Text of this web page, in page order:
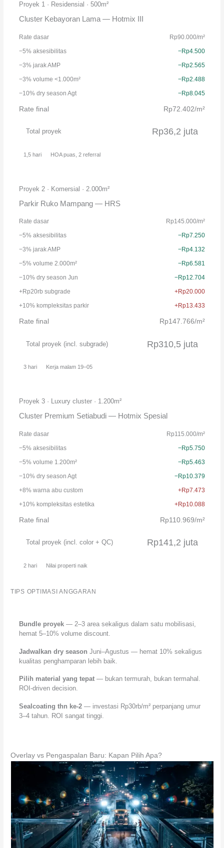
Proyek 1 · Residensial · 500m²
Cluster Kebayoran Lama — Hotmix III
Rate dasar
Rp90.000/m²
−5% aksesibilitas
−Rp4.500
−3% jarak AMP
−Rp2.565
−3% volume <1.000m²
−Rp2.488
−10% dry season Agt
−Rp8.045
Rate final Rp72.402/m²
Total proyek Rp36,2 juta
1,5 hari HOA puas, 2 referral
Proyek 2 · Komersial · 2.000m²
Parkir Ruko Mampang — HRS
Rate dasar
Rp145.000/m²
−5% aksesibilitas
−Rp7.250
−3% jarak AMP
−Rp4.132
−5% volume 2.000m²
−Rp6.581
−10% dry season Jun
−Rp12.704
+Rp20rb subgrade
+Rp20.000
+10% kompleksitas parkir
+Rp13.433
Rate final Rp147.766/m²
Total proyek (incl. subgrade) Rp310,5 juta
3 hari Kerja malam 19–05
Proyek 3 · Luxury cluster · 1.200m²
Cluster Premium Setiabudi — Hotmix Spesial
Rate dasar
Rp115.000/m²
−5% aksesibilitas
−Rp5.750
−5% volume 1.200m²
−Rp5.463
−10% dry season Agt
−Rp10.379
+8% warna abu custom
+Rp7.473
+10% kompleksitas estetika
+Rp10.088
Rate final Rp110.969/m²
Total proyek (incl. color + QC) Rp141,2 juta
2 hari Nilai properti naik
TIPS OPTIMASI ANGGARAN
Bundle proyek — 2–3 area sekaligus dalam satu mobilisasi,
hemat 5–10% volume discount.
Jadwalkan dry season Juni–Agustus — hemat 10% sekaligus
kualitas penghamparan lebih baik.
Pilih material yang tepat — bukan termurah, bukan termahal.
ROI-driven decision.
Sealcoating thn ke-2 — investasi Rp30rb/m² perpanjang umur
3–4 tahun. ROI sangat tinggi.
Overlay vs Pengaspalan Baru: Kapan Pilih Apa?